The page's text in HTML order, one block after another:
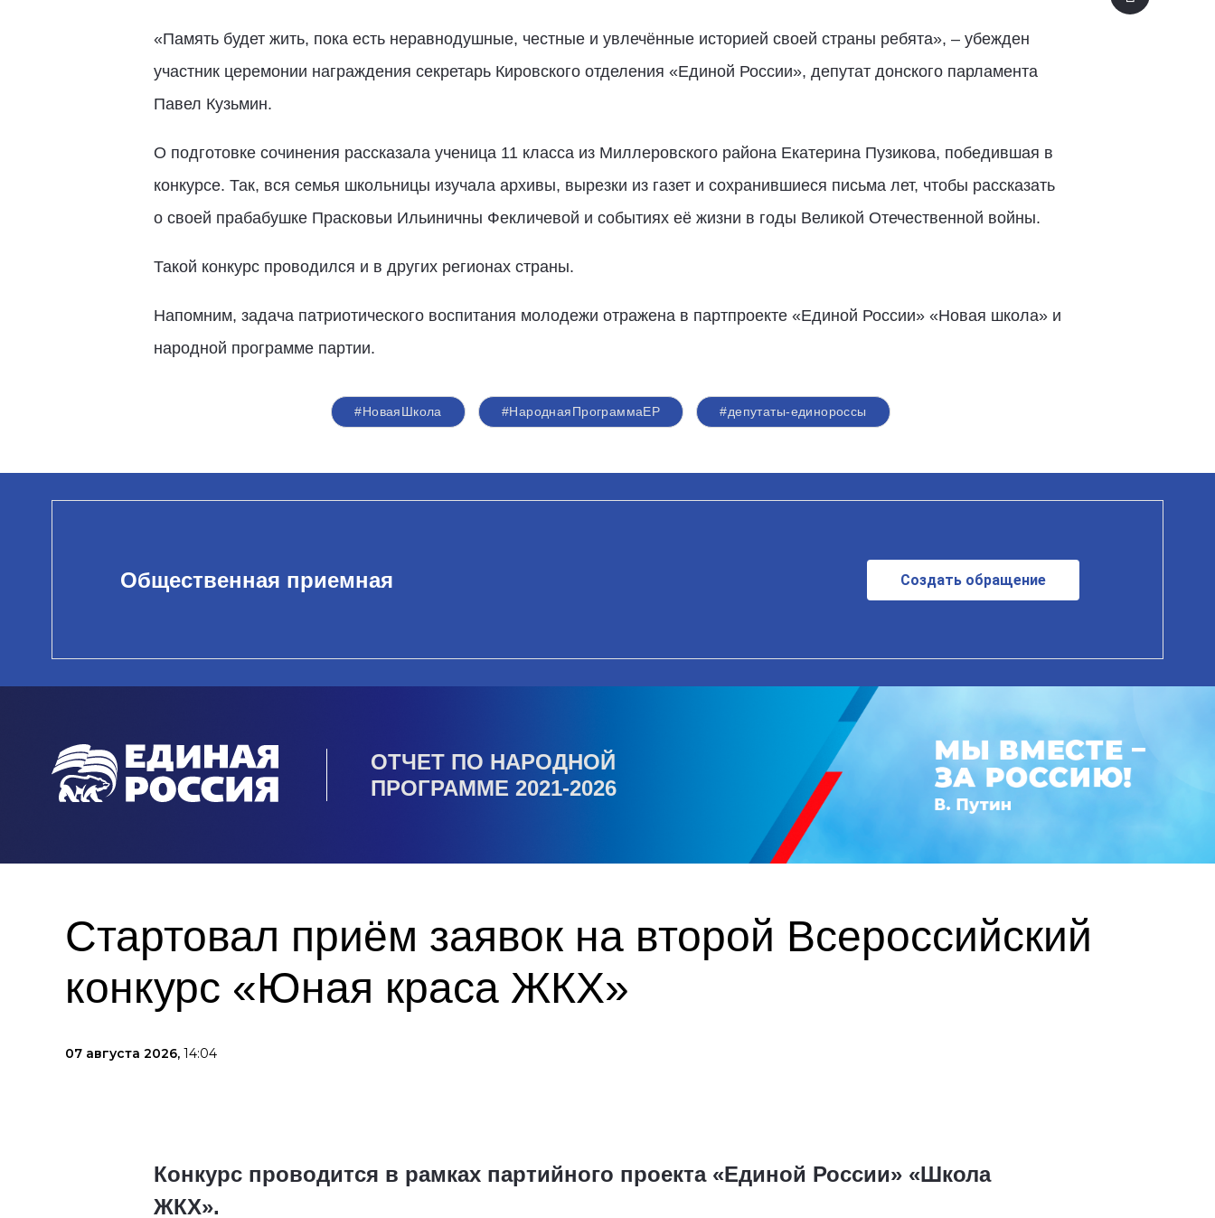
«Память будет жить, пока есть неравнодушные, честные и увлечённые историей своей страны ребята», – убежден
участник церемонии награждения секретарь Кировского отделения «Единой России», депутат донского парламента
Павел Кузьмин.
О подготовке сочинения рассказала ученица 11 класса из Миллеровского района Екатерина Пузикова, победившая в
конкурсе. Так, вся семья школьницы изучала архивы, вырезки из газет и сохранившиеся письма лет, чтобы рассказать
о своей прабабушке Прасковьи Ильиничны Фекличевой и событиях её жизни в годы Великой Отечественной войны.
Такой конкурс проводился и в других регионах страны.
Напомним, задача патриотического воспитания молодежи отражена в партпроекте «Единой России» «Новая школа» и
народной программе партии.
#НоваяШкола #НароднаяПрограммаЕР #депутаты-единороссы
Общественная приемная Создать обращение
ОТЧЕТ ПО НАРОДНОЙ
ПРОГРАММЕ 2021-2026
Стартовал приём заявок на второй Всероссийский
конкурс «Юная краса ЖКХ»
07 августа 2026, 14:04
Конкурс проводится в рамках партийного проекта «Единой России» «Школа
ЖКХ».